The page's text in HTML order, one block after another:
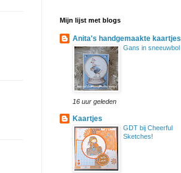
Mijn lijst met blogs
Anita's handgemaakte kaartjes
Gans in sneeuwbol
16 uur geleden
Kaartjes
GDT bij Cheerful
Sketches!